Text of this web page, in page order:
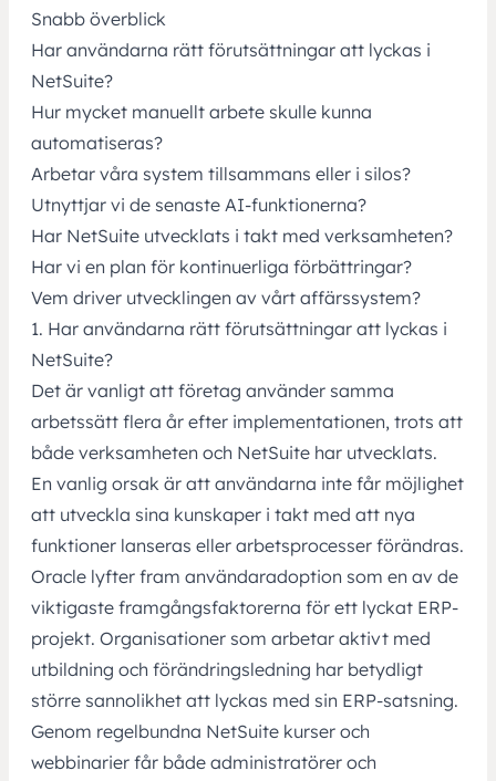
Snabb överblick
Har användarna rätt förutsättningar att lyckas i
NetSuite?
Hur mycket manuellt arbete skulle kunna
automatiseras?
Arbetar våra system tillsammans eller i silos?
Utnyttjar vi de senaste AI-funktionerna?
Har NetSuite utvecklats i takt med verksamheten?
Har vi en plan för kontinuerliga förbättringar?
Vem driver utvecklingen av vårt affärssystem?
1. Har användarna rätt förutsättningar att lyckas i
NetSuite?
Det är vanligt att företag använder samma
arbetssätt flera år efter implementationen, trots att
både verksamheten och NetSuite har utvecklats.
En vanlig orsak är att användarna inte får möjlighet
att utveckla sina kunskaper i takt med att nya
funktioner lanseras eller arbetsprocesser förändras.
Oracle lyfter fram användaradoption som en av de
viktigaste framgångsfaktorerna för ett lyckat ERP-
projekt. Organisationer som arbetar aktivt med
utbildning och förändringsledning har betydligt
större sannolikhet att lyckas med sin ERP-satsning.
Genom regelbundna NetSuite kurser och
webbinarier får både administratörer och